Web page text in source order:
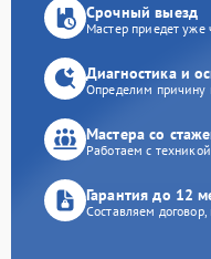
Срочный выезд
Мастер приедет уже
Диагностика и
Определим причину
Мастера со
Работаем с
Гарантия до 12
Составляем